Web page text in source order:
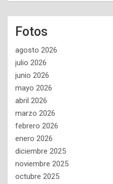
Fotos
agosto 2026
julio 2026
junio 2026
mayo 2026
abril 2026
marzo 2026
febrero 2026
enero 2026
diciembre 2025
noviembre 2025
octubre 2025